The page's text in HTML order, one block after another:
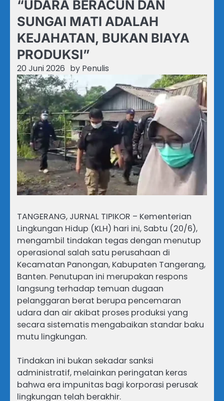
“UDARA BERACUN DAN
SUNGAI MATI ADALAH
KEJAHATAN, BUKAN BIAYA
PRODUKSI”
20 Juni 2026 by Penulis
TANGERANG, JURNAL TIPIKOR – Kementerian
Lingkungan Hidup (KLH) hari ini, Sabtu (20/6),
mengambil tindakan tegas dengan menutup
operasional salah satu perusahaan di
Kecamatan Panongan, Kabupaten Tangerang,
Banten. Penutupan ini merupakan respons
langsung terhadap temuan dugaan
pelanggaran berat berupa pencemaran
udara dan air akibat proses produksi yang
secara sistematis mengabaikan standar baku
mutu lingkungan.
Tindakan ini bukan sekadar sanksi
administratif, melainkan peringatan keras
bahwa era impunitas bagi korporasi perusak
lingkungan telah berakhir.